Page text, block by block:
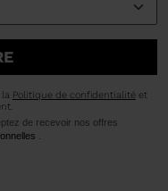
Politique de confidentialité et
de recevoir nos offres